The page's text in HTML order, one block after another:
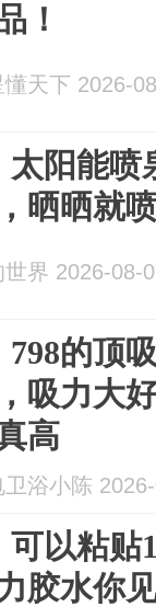
！
懂天下 2026-
太阳能喷
晒晒就
世界 2026-08-
798的顶
吸力大
高
卫浴小陈
可以粘贴
胶水你